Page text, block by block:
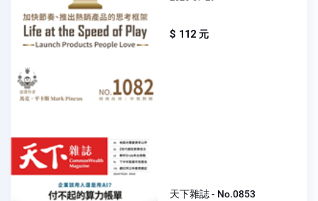
$ 112 元
天下雜誌 - No.0853